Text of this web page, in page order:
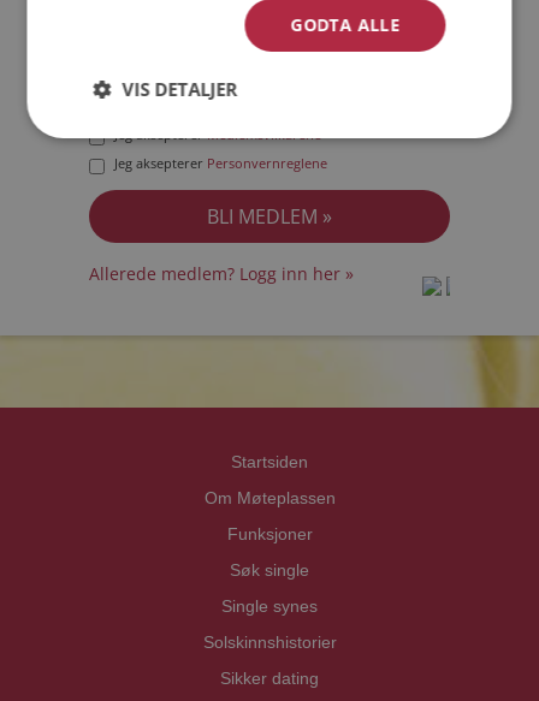
Jeg akseptererMedlemsvilkårene
Jeg aksepterer Personvernreglene
Allerede medlem? Logg inn her »
Startsiden
Om Møteplassen
Funksjoner
Søk single
Single synes
Solskinnshistorier
Sikker dating
GODTA ALLE
VIS DETALJER